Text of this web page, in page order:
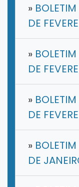
»
DE
»
DE
»
DE
»
DE